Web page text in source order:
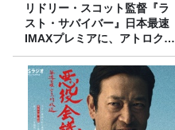
リドリー・スコット監督『ラ
スト・サバイバー』日本最速
IMAXプレミアに、アトロクリ
スナー60名をご招待！